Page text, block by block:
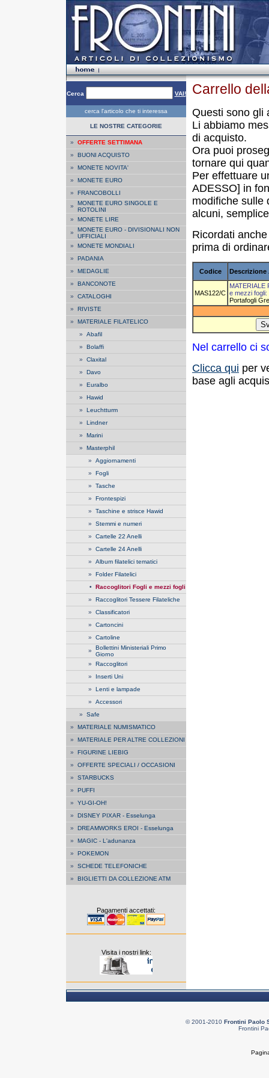
Cerca VAI!
cerca l'articolo che ti interessa
LE NOSTRE CATEGORIE
» OFFERTE SETTIMANA
» BUONI ACQUISTO
» MONETE NOVITA'
» MONETE EURO
» FRANCOBOLLI
» MONETE EURO SINGOLE E
ROTOLINI
» MONETE LIRE
» MONETE EURO - DIVISIONALI NON
UFFICIALI
» MONETE MONDIALI
» PADANIA
» MEDAGLIE
» BANCONOTE
» CATALOGHI
» RIVISTE
» MATERIALE FILATELICO
» Abafil
» Bolaffi
» Claxital
» Davo
» Euralbo
» Hawid
» Leuchtturm
» Lindner
» Marini
» Masterphil
» Aggiornamenti
» Fogli
» Tasche
» Frontespizi
» Taschine e strisce Hawid
» Stemmi e numeri
» Cartelle 22 Anelli
» Cartelle 24 Anelli
» Album filatelici tematici
» Folder Filatelici
•
Raccoglitori Fogli e mezzi fogli
» Raccoglitori Tessere Filateliche
» Classificatori
» Cartoncini
» Cartoline
» Bollettini Ministeriali Primo
Giorno
» Raccoglitori
» Inserti Uni
» Lenti e lampade
» Accessori
» Safe
» MATERIALE NUMISMATICO
» MATERIALE PER ALTRE COLLEZIONI
» FIGURINE LIEBIG
» OFFERTE SPECIALI / OCCASIONI
» STARBUCKS
» PUFFI
» YU-GI-OH!
» DISNEY PIXAR - Esselunga
» DREAMWORKS EROI - Esselunga
» MAGIC - L'adunanza
» POKEMON
» SCHEDE TELEFONICHE
» BIGLIETTI DA COLLEZIONE ATM
Pagamenti accettati:
Visita i nostri link:
Carrello
Questi sono gli
Li abbiamo
di acquisto.
Ora puoi
tornare qui
Per effettuare
ADESSO] in
modifiche sulle
alcuni,
Ricordati
prima di
Codice Descrizione
MAS122/C
MATERIALE
e mezzi fogli:
Portafogli
Nel carrello ci
Clicca qui per
base agli
© 2001-2010 Frontini Paolo
Frontini